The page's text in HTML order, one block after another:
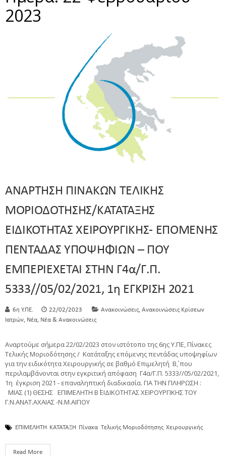
2023
ΑΝΑΡΤΗΣΗ ΠΙΝΑΚΩΝ ΤΕΛΙΚΗΣ
ΜΟΡΙΟΔΟΤΗΣΗΣ/ΚΑΤΑΤΑΞΗΣ
ΕΙΔΙΚΟΤΗΤΑΣ ΧΕΙΡΟΥΡΓΙΚΗΣ- ΕΠΟΜΕΝΗΣ
ΠΕΝΤΑΔΑΣ ΥΠΟΨΗΦΙΩΝ – ΠΟΥ
ΕΜΠΕΡΙΕΧΕΤΑΙ ΣΤΗΝ Γ4α/Γ.Π.
5333//05/02/2021, 1η ΕΓΚΡΙΣΗ 2021
6η Υ.ΠΕ. 22/02/2023 Ανακοινώσεις, Ανακοινώσεις Κρίσεων
Ιατρών, Νέα, Νέα & Ανακοινώσεις
Αναρτούμε σήμερα 22/02/2023 στον ιστότοπο της 6ης Υ.ΠΕ, Πίνακες
Τελικής Μοριοδότησης / Κατάταξης επόμενης πεντάδας υποψηφίων
για την ειδικότητα Χειρουργικής σε βαθμό Επιμελητή Β΄, που
περιλαμβάνονται στην εγκριτική απόφαση Γ4α/Γ.Π. 5333//05/02/2021,
1η έγκριση 2021 - επαναληπτική διαδικασία. ΓΙΑ ΤΗΝ ΠΛΗΡΩΣΗ :
ΜΙΑΣ (1) ΘΕΣΗΣ ΕΠΙΜΕΛΗΤΗ Β΄ ΕΙΔΙΚΟΤΗΤΑΣ ΧΕΙΡΟΥΡΓΙΚΗΣ ΤΟΥ
Γ.Ν.ΑΝΑΤ.ΑΧΑΙΑΣ -Ν.Μ.ΑΙΓΙΟΥ
ΕΠΙΜΕΛΗΤΗ ΚΑΤΑΤΑΞΗ Πίνακα Τελικής Μοριοδότησης Χειρουργικής
Read More